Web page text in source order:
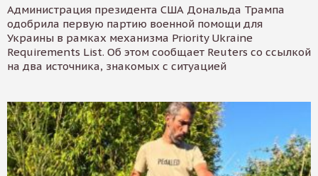
Администрация президента США Дональда Трампа
одобрила первую партию военной помощи для
Украины в рамках механизма Priority Ukraine
Requirements List. Об этом сообщает Reuters со ссылкой
на два источника, знакомых с ситуацией